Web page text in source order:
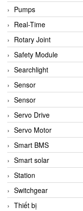
Pumps
Real-Time
Rotary Joint
Safety Module
Searchlight
Sensor
Sensor
Servo Drive
Servo Motor
Smart BMS
Smart solar
Station
Switchgear
Thiết bị